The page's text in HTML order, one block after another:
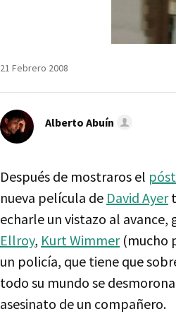
21 Febrero 2008
Alberto Abuín
Después de mostraros el
nueva película de David Ayer
echarle un vistazo al
Ellroy, Kurt Wimmer(mucho
un policía, que tiene que
todo su mundo se
asesinato de un compañero.